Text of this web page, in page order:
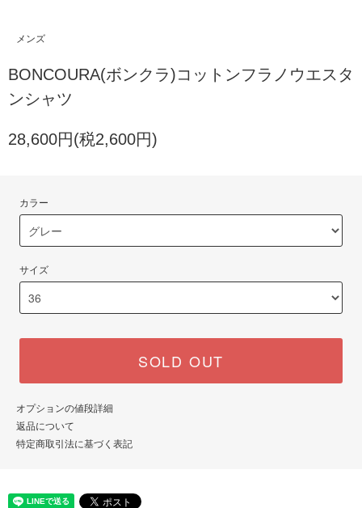
メンズ
BONCOURA(ボンクラ)コットンフラノウエスタ
ンシャツ
28,600円(税2,600円)
カラー
サイズ
SOLD OUT
オプションの値段詳細
返品について
特定商取引法に基づく表記